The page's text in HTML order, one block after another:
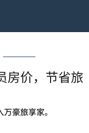
房价，节省旅
豪旅享家。